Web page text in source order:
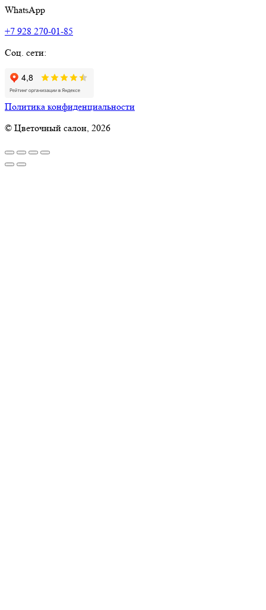
WhatsApp
+7 928 270-01-85
Соц. сети:
Политика конфиденциальности
© Цветочный салон, 2026